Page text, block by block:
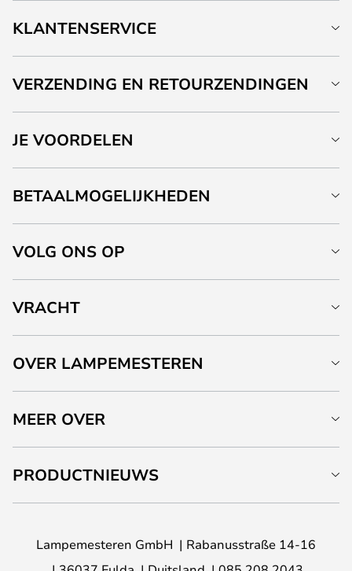
KLANTENSERVICE
VERZENDING EN RETOURZENDINGEN
JE VOORDELEN
BETAALMOGELIJKHEDEN
VOLG ONS OP
VRACHT
OVER LAMPEMESTEREN
MEER OVER
PRODUCTNIEUWS
Lampemesteren GmbH
Rabanusstraße 14-16